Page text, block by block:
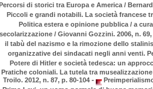
di storici tra Europa e America /
Piccoli e grandi notabili. La società francese
Politica estera e opinione pubblica / a
secolarizzazione / Giovanni Gozzini. 2006, n.
il tabù del nazismo e la rimozione dello
organizzative dei sindacati negli anni venti.
Potere di Hitler e società tedesca: un
Pratiche coloniali. La tutela tra
Troilo. 2012, n. 87, p. 80-104 -